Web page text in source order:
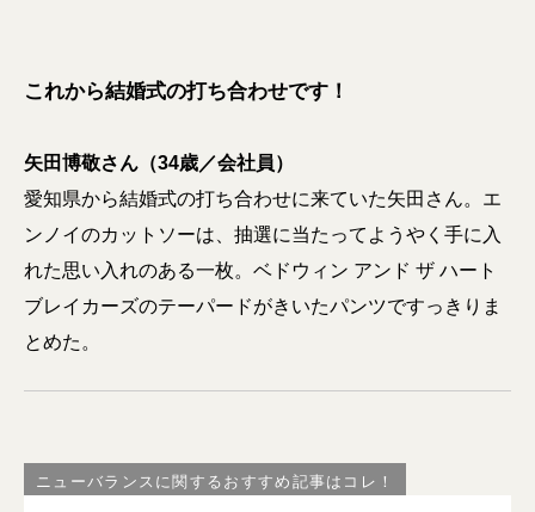
これから結婚式の打ち合わせです！
矢田博敬さん（34歳／会社員）
愛知県から結婚式の打ち合わせに来ていた矢田さん。エ
ンノイのカットソーは、抽選に当たってようやく手に入
れた思い入れのある一枚。ベドウィン アンド ザ ハート
ブレイカーズのテーパードがきいたパンツですっきりま
とめた。
ニューバランスに関するおすすめ記事はコレ！